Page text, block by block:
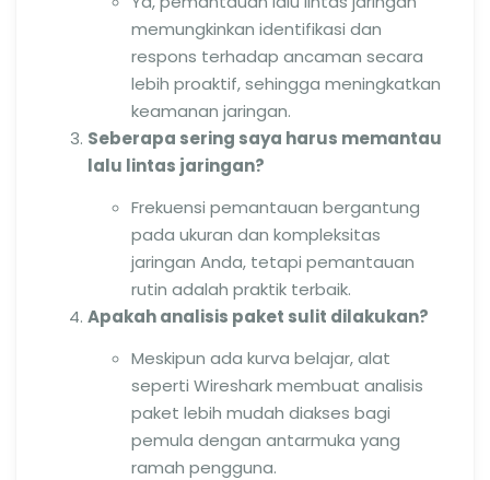
memungkinkan identifikasi dan
respons terhadap ancaman secara
lebih proaktif, sehingga meningkatkan
keamanan jaringan.
Seberapa sering saya harus memantau
lalu lintas jaringan?
Frekuensi pemantauan bergantung
pada ukuran dan kompleksitas
jaringan Anda, tetapi pemantauan
rutin adalah praktik terbaik.
Apakah analisis paket sulit dilakukan?
Meskipun ada kurva belajar, alat
seperti Wireshark membuat analisis
paket lebih mudah diakses bagi
pemula dengan antarmuka yang
ramah pengguna.